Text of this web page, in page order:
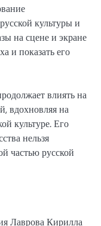
культуры и
на сцене и экране
и показать его
влиять на
вдохновляя на
культуре. Его
нельзя
частью русской
Лаврова Кирилла